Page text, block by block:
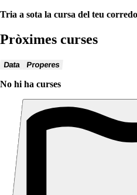
Tria a sota la cursa del teu
Pròximes curses
Data Properes
No hi ha curses